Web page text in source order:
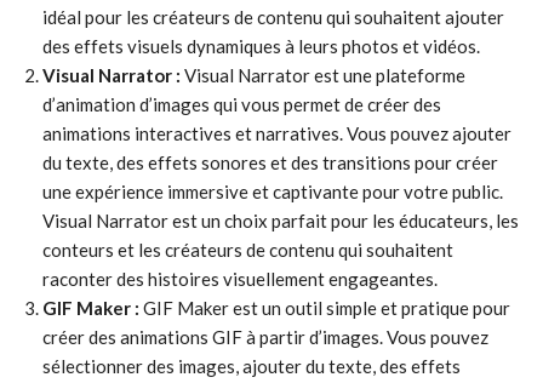
idéal pour les créateurs de contenu qui souhaitent ajouter
des effets visuels dynamiques à leurs photos et vidéos.
Visual Narrator : Visual Narrator est une plateforme
d’animation d’images qui vous permet de créer des
animations interactives et narratives. Vous pouvez ajouter
du texte, des effets sonores et des transitions pour créer
une expérience immersive et captivante pour votre public.
Visual Narrator est un choix parfait pour les éducateurs, les
conteurs et les créateurs de contenu qui souhaitent
raconter des histoires visuellement engageantes.
GIF Maker : GIF Maker est un outil simple et pratique pour
créer des animations GIF à partir d’images. Vous pouvez
sélectionner des images, ajouter du texte, des effets